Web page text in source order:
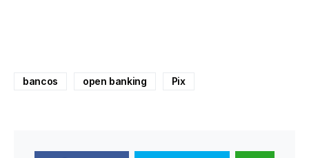
bancos open banking Pix